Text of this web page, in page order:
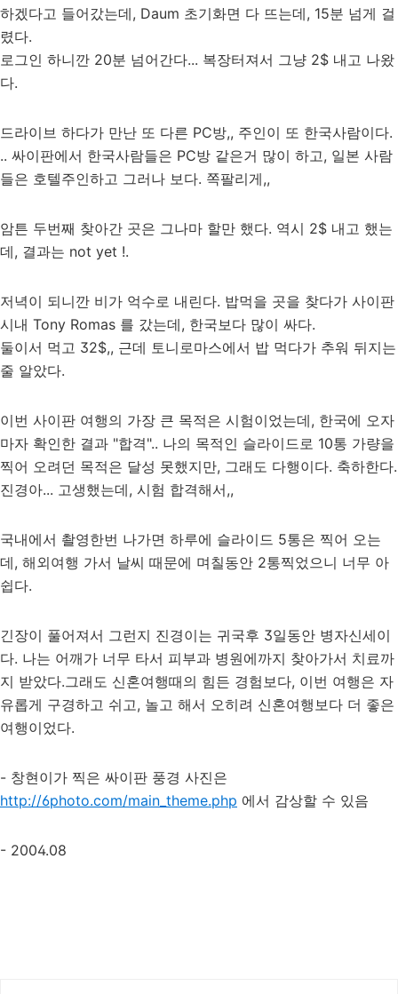
하겠다고 들어갔는데, Daum 초기화면 다 뜨는데, 15분 넘게 걸
렸다.
로그인 하니깐 20분 넘어간다... 복장터져서 그냥 2$ 내고 나왔
다.
드라이브 하다가 만난 또 다른 PC방,, 주인이 또 한국사람이다.
.. 싸이판에서 한국사람들은 PC방 같은거 많이 하고, 일본 사람
들은 호텔주인하고 그러나 보다. 쪽팔리게,,
암튼 두번째 찾아간 곳은 그나마 할만 했다. 역시 2$ 내고 했는
데, 결과는 not yet !.
저녁이 되니깐 비가 억수로 내린다. 밥먹을 곳을 찾다가 사이판
시내 Tony Romas 를 갔는데, 한국보다 많이 싸다.
둘이서 먹고 32$,, 근데 토니로마스에서 밥 먹다가 추워 뒤지는
줄 알았다.
이번 사이판 여행의 가장 큰 목적은 시험이었는데, 한국에 오자
마자 확인한 결과 "합격".. 나의 목적인 슬라이드로 10통 가량을
찍어 오려던 목적은 달성 못했지만, 그래도 다행이다. 축하한다.
진경아... 고생했는데, 시험 합격해서,,
국내에서 촬영한번 나가면 하루에 슬라이드 5통은 찍어 오는
데, 해외여행 가서 날씨 때문에 며칠동안 2통찍었으니 너무 아
쉽다.
긴장이 풀어져서 그런지 진경이는 귀국후 3일동안 병자신세이
다. 나는 어깨가 너무 타서 피부과 병원에까지 찾아가서 치료까
지 받았다.그래도 신혼여행때의 힘든 경험보다, 이번 여행은 자
유롭게 구경하고 쉬고, 놀고 해서 오히려 신혼여행보다 더 좋은
여행이었다.
- 창현이가 찍은 싸이판 풍경 사진은
http://6photo.com/main_theme.php 에서 감상할 수 있음
- 2004.08